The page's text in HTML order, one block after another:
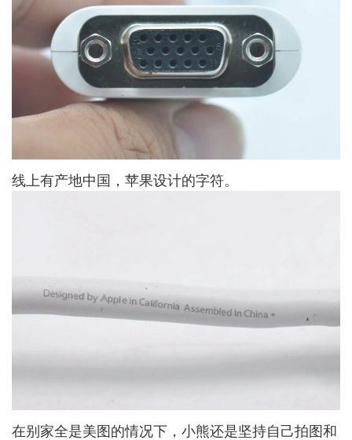
线上有产地中国，苹果设计的字符。
在别家全是美图的情况下，小熊还是坚持自己拍图和